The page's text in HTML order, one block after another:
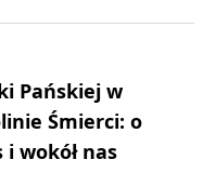
Pańskiej w
Śmierci: o
wokół nas